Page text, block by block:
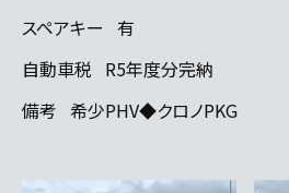
スペアキー
有
自動車税 R5年度分完納
備考 希少PHV◆クロノPKG